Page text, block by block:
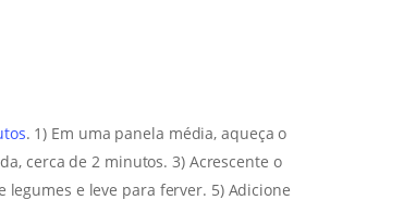
. 1) Em uma panela média, aqueça o
cerca de 2 minutos. 3) Acrescente o
legumes e leve para ferver. 5) Adicione